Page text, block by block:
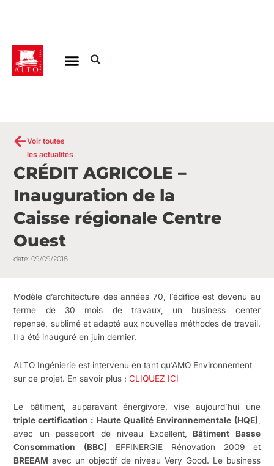
Voir toutes
les actualités
CRÉDIT AGRICOLE –
Inauguration de la
Caisse régionale Centre
Ouest
date: 09/09/2018
Modèle d’architecture des années 70, l’édifice est devenu au
terme de 30 mois de travaux, un business center
repensé, sublimé et adapté aux nouvelles méthodes de travail.
Il a été inauguré en juin dernier.
ALTO Ingénierie est intervenu en tant qu’AMO Environnement
sur ce projet. En savoir plus : CLIQUEZ ICI
Le bâtiment, auparavant énergivore, vise aujourd’hui une
triple certification : Haute Qualité Environnementale (HQE)
avec un passeport de niveau Excellent,
Bâtiment Basse
Consommation
(BBC) EFFINERGIE Rénovation 2009 et
BREEAM avec un objectif de niveau Very Good. Le business